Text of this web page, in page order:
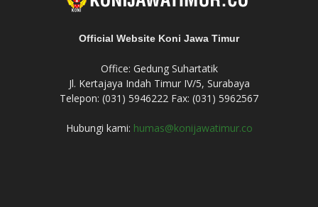
Official Website Koni Jawa Timur
Office: Gedung Suhartatik
Jl. Kertajaya Indah Timur IV/5, Surabaya
Telepon: (031) 5946222 Fax: (031) 5962567
Hubungi kami: humas@konijawatimur.co